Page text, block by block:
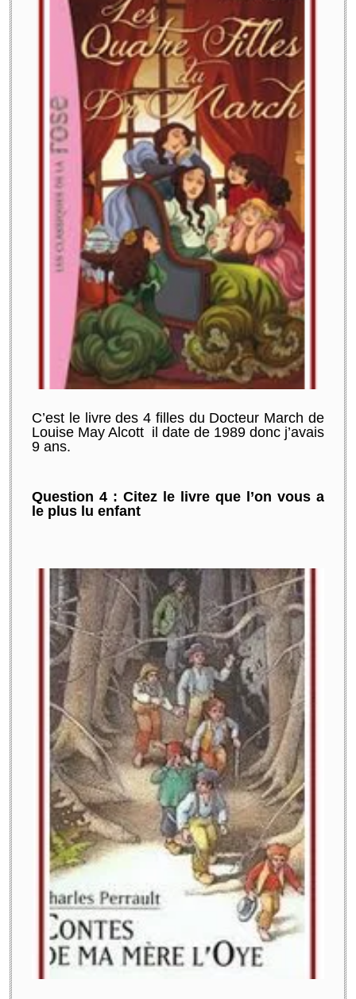
C’est le livre des 4 filles du Docteur March de
Louise May Alcott il date de 1989 donc j’avais
9 ans.
Question 4 : Citez le livre que l’on vous a
le plus lu enfant